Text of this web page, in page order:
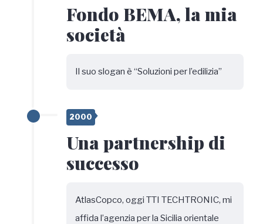
Fondo BEMA, la mia
società
Il suo slogan è “Soluzioni per l’edilizia”
2000
Una partnership di
successo
AtlasCopco, oggi TTI TECHTRONIC, mi
affida l’agenzia per la Sicilia orientale